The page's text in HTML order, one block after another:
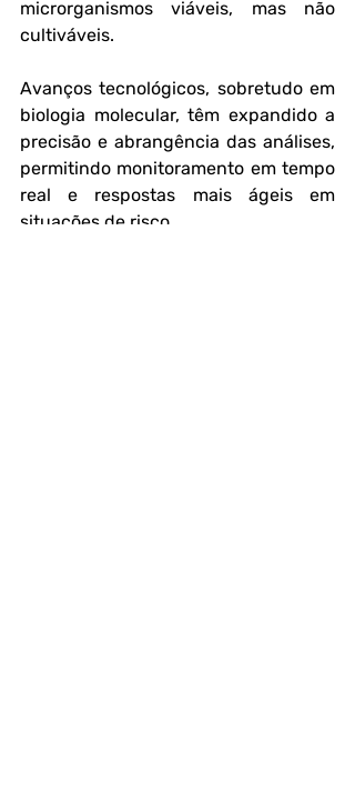
microrganismos viáveis, mas não
cultiváveis.
Avanços tecnológicos, sobretudo em
biologia molecular, têm expandido a
precisão e abrangência das análises,
permitindo monitoramento em tempo
real e respostas mais ágeis em
situações de risco.